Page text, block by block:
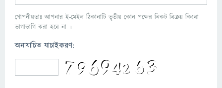
গোপনীয়তাঃ আপনার ই-মেইল ঠিকানাটি তৃতীয় কোন পক্ষের নিকট বিক্রয় কিংবা
ভাগাভাগি করা হবে না ।
অনাযাচিত যাচাইকরণ: